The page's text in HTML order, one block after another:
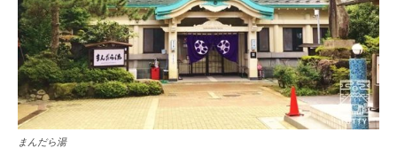
まんだら湯